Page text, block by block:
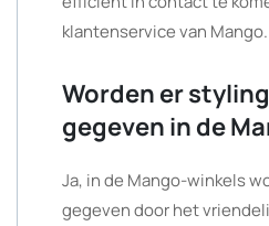
klantenservice van Mango.
Worden er
gegeven in de
Ja, in de Mango-winkels
gegeven door het